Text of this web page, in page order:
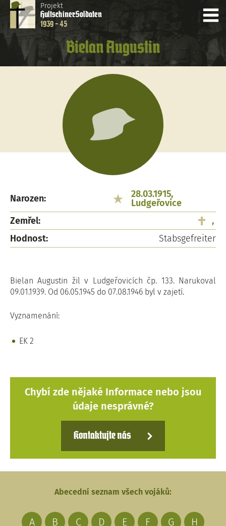
Projekt
HultschinerSoldaten
1939 - 45
Bielan Augustin
Narozen:
28.03.1915,
Ludgeřovice
Zemřel:
,
Hodnost:
Stabsgefreiter
Bielan Augustin žil v Ludgeřovicích čp. 133. Narukoval
09.01.1939. Od 06.05.1945 do 07.08.1946 byl v zajetí.
Vyznamenání:
EK 2
Chybí zde nějaké Informace nebo jsou
údaje nesprávné?
Kontaktujte nás
Abecední seznam všech vojáků:
A B C D E F G
H